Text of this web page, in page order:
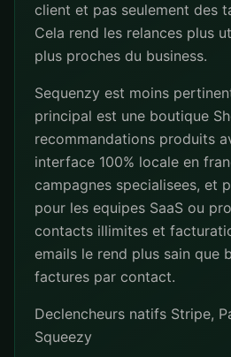
client et pas seulement des
Cela rend les relances plus
plus proches du business.
Sequenzy est moins
principal est une boutique
recommandations produits
interface 100% locale en
campagnes specialisees, et
pour les equipes SaaS ou
contacts illimites et
emails le rend plus sain que
factures par contact.
Declencheurs natifs Stripe,
Squeezy